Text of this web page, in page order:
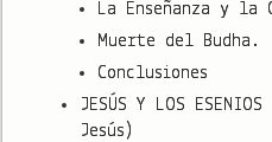
La Enseñanza y la
Muerte del Budha.
Conclusiones
JESÚS Y LOS
Jesús)